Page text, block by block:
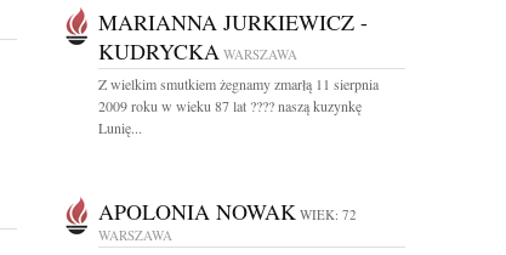
MARIANNA JURKIEWICZ -
KUDRYCKA WARSZAWA
Z wielkim smutkiem żegnamy zmarłą 11 sierpnia
2009 roku w wieku 87 lat ???? naszą kuzynkę
Lunię...
APOLONIA NOWAK WIEK: 72
WARSZAWA